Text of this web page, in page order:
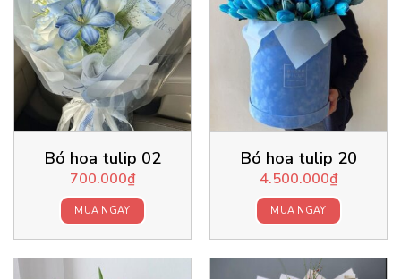
Bó hoa tulip 02
700.000₫
MUA NGAY
Bó hoa tulip 20
4.500.000₫
MUA NGAY